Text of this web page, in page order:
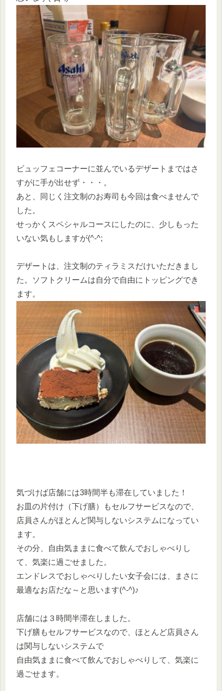
ビュッフェコーナーに並んでいるデザートまではさ
すがに手が出せず・・・。
あと、同じく注文制のお寿司も今回は食べませんで
した。
せっかくスペシャルコースにしたのに、少しもった
いない気もしますが(^-^;
デザートは、注文制のティラミスだけいただきまし
た。ソフトクリームは自分で自由にトッピングでき
ます。
気づけば店舗には3時間半も滞在していました！
お皿の片付け（下げ膳）もセルフサービスなので、
店員さんがほとんど関与しないシステムになってい
ます。
その分、自由気ままに食べて飲んでおしゃべりし
て、気楽に過ごせました。
エンドレスでおしゃべりしたい女子会には、まさに
最適なお店だな～と思います(^-^)♪
店舗には３時間半滞在しました。
下げ膳もセルフサービスなので、ほとんど店員さん
は関与しないシステムで
自由気ままに食べて飲んでおしゃべりして、気楽に
過ごせます。